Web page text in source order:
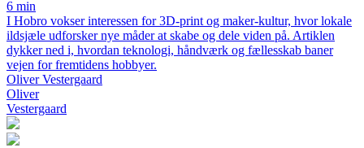
6 min
I Hobro vokser interessen for 3D-print og maker-kultur, hvor lokale
ildsjæle udforsker nye måder at skabe og dele viden på. Artiklen
dykker ned i, hvordan teknologi, håndværk og fællesskab baner
vejen for fremtidens hobbyer.
Oliver Vestergaard
Oliver
Vestergaard